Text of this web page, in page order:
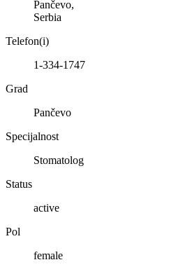
Pančevo,
Serbia
Telefon(i)
1-334-1747
Grad
Pančevo
Specijalnost
Stomatolog
Status
active
Pol
female